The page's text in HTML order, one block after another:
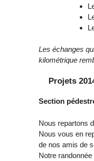
Les échanges
kilométrique
Projets
Section
Nous repartons
Nous vous en
de nos amis de
Notre